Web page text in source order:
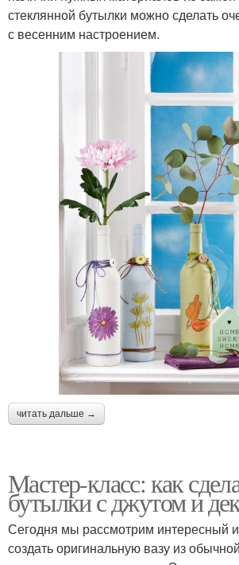
стеклянной бутылки можно сделать
с весенним настроением.
читать дальше →
Мастер-класс: как
бутылки с джутом и
Сегодня мы рассмотрим интересный
создать оригинальную вазу из